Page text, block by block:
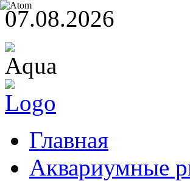
07.08.2026
Главная
Аквариумные